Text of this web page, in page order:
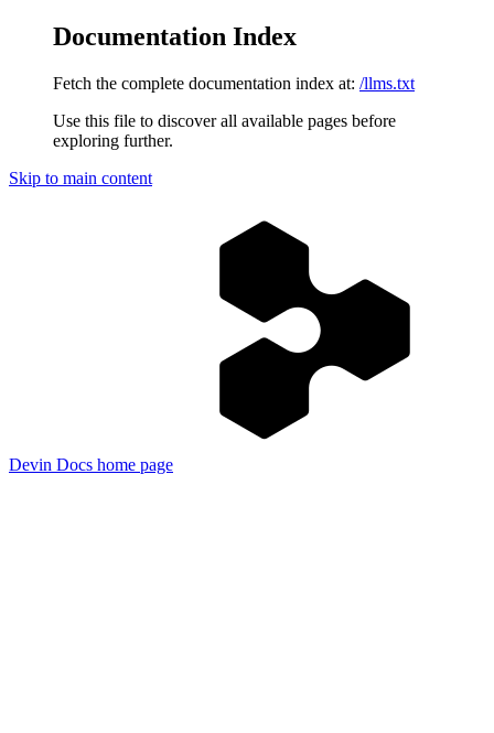
Documentation Index
Fetch the complete documentation index at: /llms.txt
Use this file to discover all available pages before
exploring further.
Skip to main content
Devin Docs home page